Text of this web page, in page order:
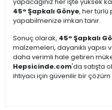
yapacağınız her işte yüksek
45° Şapkalı Gönye, her türlü
yapabilmenize imkan tanır.
Sonuç olarak, 45° Şapkalı
malzemeleri, dayanıklı yapısı
daha verimli hale getiren
Hepsicinde.com'da satışta
ihtiyacı için güvenilir bir çözüm